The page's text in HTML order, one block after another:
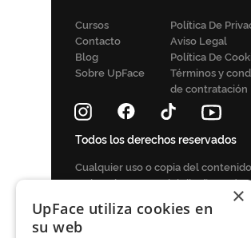
Todos los derechos reservados
Cursos
Contacto
Blog
Sobre UpFace
Política De
Aviso Legal
Política De
Términos y
de contratación
Сualquier uso o copia del
web o elementos del diseño está
permitido solo con el permiso del
de los derechos de autor, y solo con
referencia a la fuente: upface.es
×
UpFace utiliza cookies en
su web